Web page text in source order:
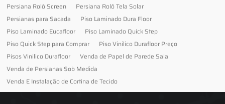
Persiana Rolô Screen
Persiana Rolô Tela Solar
Persianas para Sacada
Piso Laminado Dura Floor
Piso Laminado Eucafloor
Piso Laminado Quick Step
Piso Quick Step para Comprar
Piso Vinilico Durafloor Preço
Pisos Vinilico Durafloor
Venda de Papel de Parede Sala
Venda de Persianas Sob Medida
Venda E Instalação de Cortina de Tecido